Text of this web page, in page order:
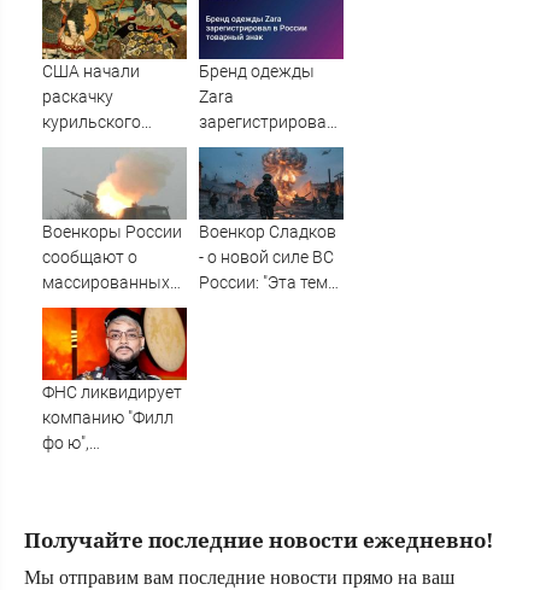
дому в Керчи
европейцев
США начали
раскачку
курильского
вопроса на
Дальнем
Востоке?
Бренд одежды
Zara
зарегистрировал
в России
товарный знак
Военкоры России
сообщают о
массированных
ударах по Киеву
Военкор Сладков
- о новой силе ВС
России: "Эта тема
ФНС ликвидирует
компанию "Филл
фо ю",
Получайте последние новости ежедневно!
Мы отправим вам последние новости прямо на ваш